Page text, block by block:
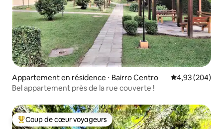
Appartement en résidence ⋅ Bairro Centro Évaluation
4,93 (204)
Bel appartement près de la rue couverte !
Coups de cœur voyageurs les plus appréciés
Coup de cœur voyageurs